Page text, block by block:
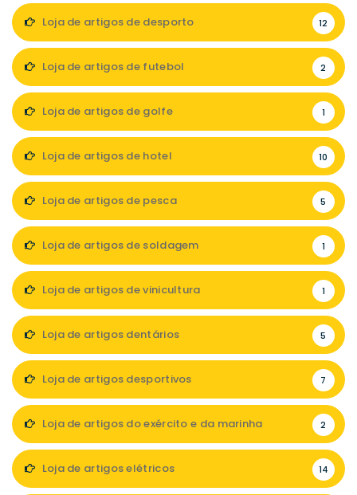
Loja de artigos de desporto 12
Loja de artigos de futebol 2
Loja de artigos de golfe 1
Loja de artigos de hotel 10
Loja de artigos de pesca 5
Loja de artigos de soldagem 1
Loja de artigos de vinicultura 1
Loja de artigos dentários 5
Loja de artigos desportivos 7
Loja de artigos do exército e da marinha 2
Loja de artigos elétricos 14